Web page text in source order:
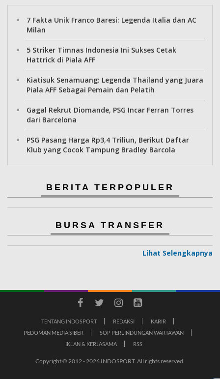
7 Fakta Unik Franco Baresi: Legenda Italia dan AC
Milan
5 Striker Timnas Indonesia Ini Sukses Cetak
Hattrick di Piala AFF
Kiatisuk Senamuang: Legenda Thailand yang Juara
Piala AFF Sebagai Pemain dan Pelatih
Gagal Rekrut Diomande, PSG Incar Ferran Torres
dari Barcelona
PSG Pasang Harga Rp3,4 Triliun, Berikut Daftar
Klub yang Cocok Tampung Bradley Barcola
BERITA TERPOPULER
BURSA TRANSFER
Lihat Selengkapnya
TENTANG INDOSPORT REDAKSI
KARIR
PEDOMAN MEDIA SIBER
SOP PERLINDUNGAN WARTAWAN
IKLAN & KERJASAMA
RSS
Copyright © 2012 - 2026 INDOSPORT. All rights reserved.